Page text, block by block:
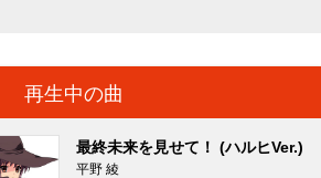
再生中の曲
最終未来を見せて！ (ハルヒVer.)
平野 綾